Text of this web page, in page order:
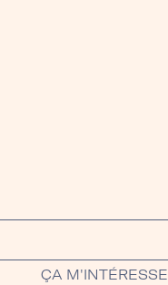
ÇA M'INTÉRESSE